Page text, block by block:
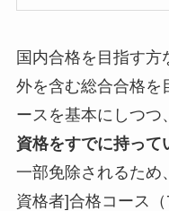
国内合格を目指す
外を含む総合合格を
ースを基本にしつつ、
資格をすでに持って
一部免除されるため
資格者]合格コース